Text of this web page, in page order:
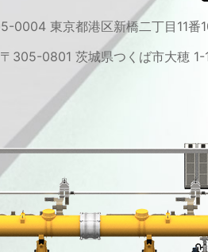
0004 東京都港区新橋二丁目11
〒305-0801 茨城県つくば市大穂